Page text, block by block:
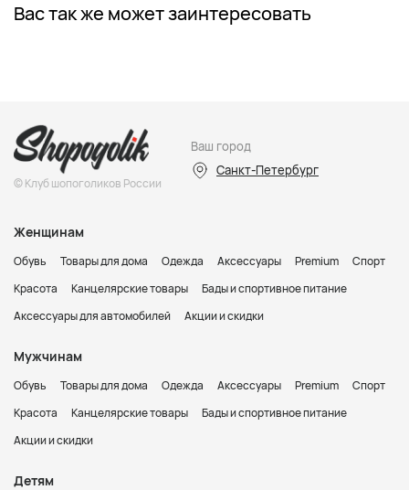
Вас так же может заинтересовать
© Клуб шопоголиков России
Ваш город
Санкт-Петербург
Женщинам
Обувь Товары для дома Одежда Аксессуары Premium
Спорт
Красота
Канцелярские товары
Бады и спортивное питание
Аксессуары для автомобилей
Акции и скидки
Мужчинам
Обувь Товары для дома Одежда Аксессуары Premium
Спорт
Красота
Канцелярские товары
Бады и спортивное питание
Акции и скидки
Детям